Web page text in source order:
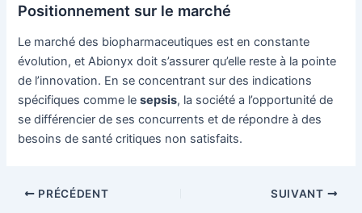
Positionnement sur le marché
Le marché des biopharmaceutiques est en constante
évolution, et Abionyx doit s’assurer qu’elle reste à la pointe
de l’innovation. En se concentrant sur des indications
spécifiques comme lesepsis, la société a l’opportunité de
se différencier de ses concurrents et de répondre à des
besoins de santé critiques non satisfaits.
NavigationPRÉCÉDENT SUIVANT